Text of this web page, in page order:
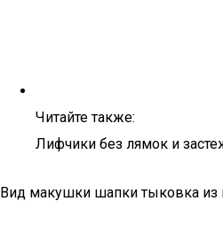
Читайте также:
Лифчики без лямок и
Вид макушки шапки тыковка из